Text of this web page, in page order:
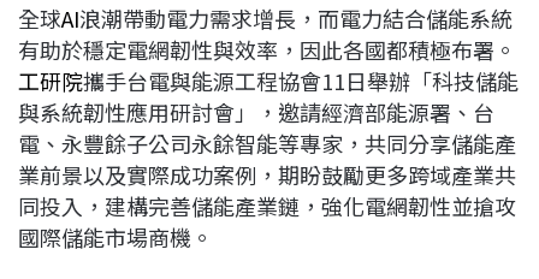
b
o
o
k
a
d
s
e
d
I
n
L
i
n
k
全球AI浪潮帶動電力需求增長，而電力結合儲能系統
有助於穩定電網韌性與效率，因此各國都積極布署。
工研院攜手台電與能源工程協會11日舉辦「科技儲能
與系統韌性應用研討會」，邀請經濟部能源署、台
電、永豐餘子公司永餘智能等專家，共同分享儲能產
業前景以及實際成功案例，期盼鼓勵更多跨域產業共
同投入，建構完善儲能產業鏈，強化電網韌性並搶攻
國際儲能市場商機。